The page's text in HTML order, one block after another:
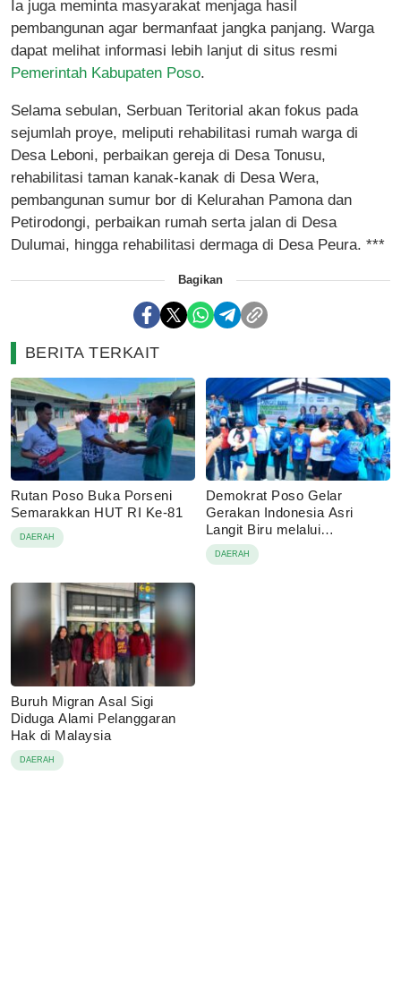
Ia juga meminta masyarakat menjaga hasil
pembangunan agar bermanfaat jangka panjang. Warga
dapat melihat informasi lebih lanjut di situs resmi
Pemerintah Kabupaten Poso.
Selama sebulan, Serbuan Teritorial akan fokus pada
sejumlah proye, meliputi rehabilitasi rumah warga di
Desa Leboni, perbaikan gereja di Desa Tonusu,
rehabilitasi taman kanak-kanak di Desa Wera,
pembangunan sumur bor di Kelurahan Pamona dan
Petirodongi, perbaikan rumah serta jalan di Desa
Dulumai, hingga rehabilitasi dermaga di Desa Peura. ***
Bagikan
BERITA TERKAIT
Rutan Poso Buka Porseni
Semarakkan HUT RI Ke-81
DAERAH
Demokrat Poso Gelar
Gerakan Indonesia Asri
Langit Biru melalui
Pembagian Sembako
DAERAH
Buruh Migran Asal Sigi
Diduga Alami Pelanggaran
Hak di Malaysia
DAERAH